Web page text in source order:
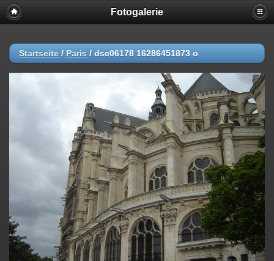
Fotogalerie
Startseite / Paris / dsc06178 16286451873 o